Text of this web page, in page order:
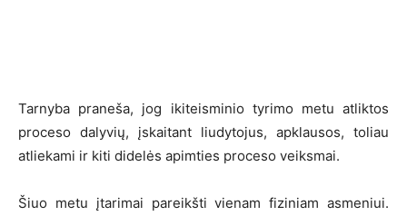
Tarnyba praneša, jog ikiteisminio tyrimo metu atliktos
proceso dalyvių, įskaitant liudytojus, apklausos, toliau
atliekami ir kiti didelės apimties proceso veiksmai.
Šiuo metu įtarimai pareikšti vienam fiziniam asmeniui.